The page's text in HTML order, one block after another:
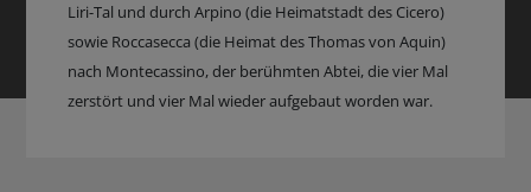
Liri-Tal und durch Arpino (die Heimatstadt des Cicero)
sowie Roccasecca (die Heimat des Thomas von Aquin)
nach Montecassino, der berühmten Abtei, die vier Mal
zerstört und vier Mal wieder aufgebaut worden war.